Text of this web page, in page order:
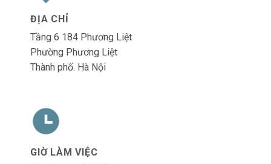
ĐỊA CHỈ
Tầng 6 184 Phương Liệt
Phường Phương Liệt
Thành phố. Hà Nội
GIỜ LÀM VIỆC